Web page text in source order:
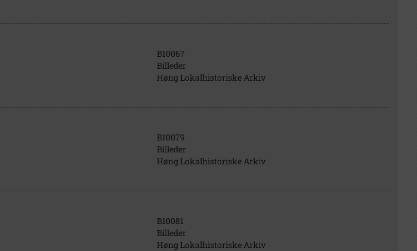
B10067
Billeder
Høng Lokalhistoriske Arkiv
B10079
Billeder
Høng Lokalhistoriske Arkiv
B10081
Billeder
Høng Lokalhistoriske Arkiv